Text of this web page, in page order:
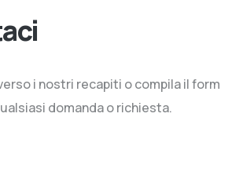
i nostri recapiti o compila il form
domanda o richiesta.